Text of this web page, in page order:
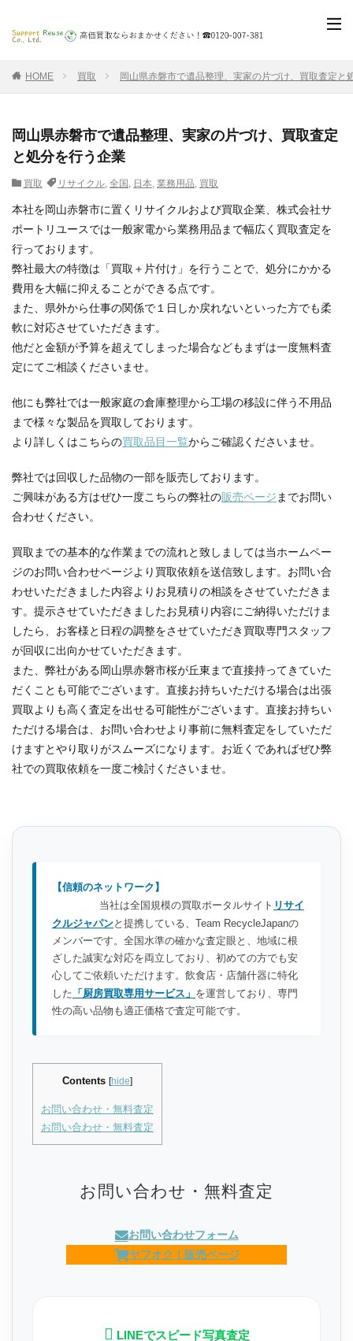
HOME 買取 岡山県赤磐市で遺品整理、実家の片づけ、買取査定と
岡山県赤磐市で遺品整理、実家の片づけ、買取査定
と処分を行う企業
買取 リサイクル, 全国 , 日本, 業務用品, 買取
本社を岡山赤磐市に置くリサイクルおよび買取企業、株式会社サ
ポートリユースでは一般家電から業務用品まで幅広く買取査定を
行っております。
弊社最大の特徴は「買取＋片付け」を行うことで、処分にかかる
費用を大幅に抑えることができる点です。
また、県外から仕事の関係で１日しか戻れないといった方でも柔
軟に対応させていただきます。
他だと金額が予算を超えてしまった場合などもまずは一度無料査
定にてご相談くださいませ。
他にも弊社では一般家庭の倉庫整理から工場の移設に伴う不用品
まで様々な製品を買取しております。
より詳しくはこちらの買取品目一覧からご確認くださいませ。
弊社では回収した品物の一部を販売しております。
ご興味がある方はぜひ一度こちらの弊社の販売ページ までお問い
合わせください。
買取までの基本的な作業までの流れと致しましては当ホームペー
ジのお問い合わせページより買取依頼を送信致します。お問い合
わせいただきました内容よりお見積りの相談をさせていただきま
す。提示させていただきましたお見積り内容にご納得いただけま
したら、お客様と日程の調整をさせていただき買取専門スタッフ
が回収に出向かせていただきます。
また、弊社がある岡山県赤磐市桜が丘東まで直接持ってきていた
だくことも可能でございます。直接お持ちいただける場合は出張
買取よりも高く査定を出せる可能性がございます。直接お持ちい
ただける場合は、お問い合わせより事前に無料査定をしていただ
けますとやり取りがスムーズになります。お近くであればぜひ弊
社での買取依頼を一度ご検討くださいませ。
【信頼のネットワーク】
当社は全国規模の買取ポータルサイト リサイ
クルジャパンと提携している、Team RecycleJapanの
メンバーです。全国水準の確かな査定眼と、地域に根
ざした誠実な対応を両立しており、初めての方でも安
心してご依頼いただけます。飲食店・店舗什器に特化
した 「厨房買取専用サービス」 を運営しており、専門
性の高い品物も適正価格で査定可能です。
Contents [hide]
お問い合わせ・無料査定
お問い合わせ・無料査定
お問い合わせ・無料査定
お問い合わせフォーム
ヤフオク！販売ページ
LINEでスピード写真査定